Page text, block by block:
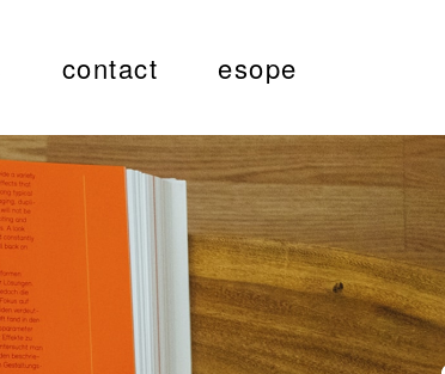
contact esope